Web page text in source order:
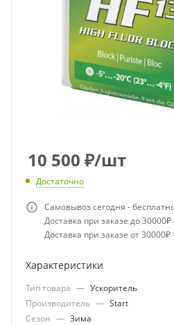
10 500 ₽/шт
Достаточно
Самовывоз сегодня -
Доставка при заказе до
Доставка при заказе от 30000₽
Характеристики
Тип товара — Ускоритель
Производитель — Start
Сезон — Зима